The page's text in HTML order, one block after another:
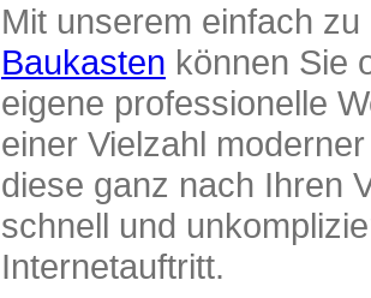
Mit unserem einfach
Baukasten können Sie
eigene professionelle
einer Vielzahl
diese ganz nach Ihren
schnell und
Internetauftritt.